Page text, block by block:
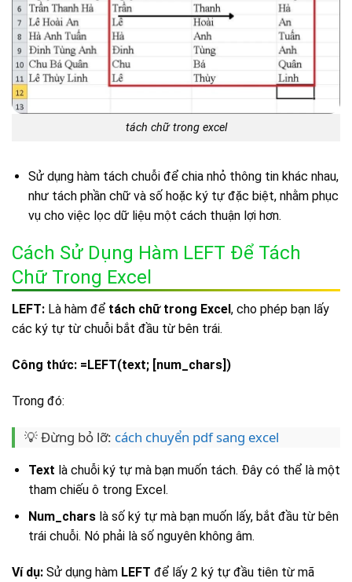
tách chữ trong excel
Sử dụng hàm tách chuỗi để chia nhỏ thông tin khác nhau,
như tách phần chữ và số hoặc ký tự đặc biệt, nhằm phục
vụ cho việc lọc dữ liệu một cách thuận lợi hơn.
Cách Sử Dụng Hàm LEFT Để Tách
Chữ Trong Excel
LEFT: Là hàm để tách chữ trong Excel , cho phép bạn lấy
các ký tự từ chuỗi bắt đầu từ bên trái.
Công thức: =LEFT(text; [num_chars])
Trong đó:
💡 Đừng bỏ lỡ: cách chuyển pdf sang excel
Text là chuỗi ký tự mà bạn muốn tách. Đây có thể là một
tham chiếu ô trong Excel.
Num_charslà số ký tự mà bạn muốn lấy, bắt đầu từ bên
trái chuỗi. Nó phải là số nguyên không âm.
Ví dụ: Sử dụng hàm LEFT để lấy 2 ký tự đầu tiên từ mã